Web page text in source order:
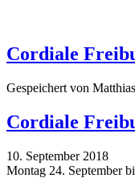
Cordiale
Gespeichert von
Cordiale
10. September 2018
Montag 24. September